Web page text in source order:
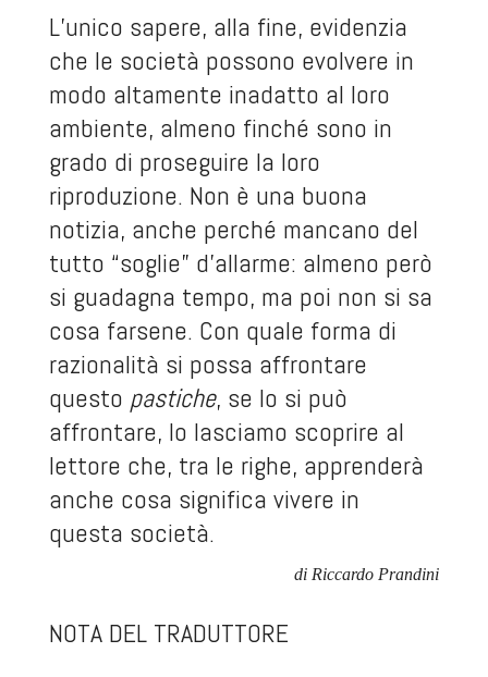
L’unico sapere, alla fine, evidenzia
che le società possono evolvere in
modo altamente inadatto al loro
ambiente, almeno finché sono in
grado di proseguire la loro
riproduzione. Non è una buona
notizia, anche perché mancano del
tutto “soglie” d’allarme: almeno però
si guadagna tempo, ma poi non si sa
cosa farsene. Con quale forma di
razionalità si possa affrontare
questo pastiche, se lo si può
affrontare, lo lasciamo scoprire al
lettore che, tra le righe, apprenderà
anche cosa significa vivere in
questa società.
di Riccardo Prandini
NOTA DEL TRADUTTORE